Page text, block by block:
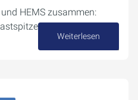
HEMS zusammen:
vermeiden.
Weiterlesen